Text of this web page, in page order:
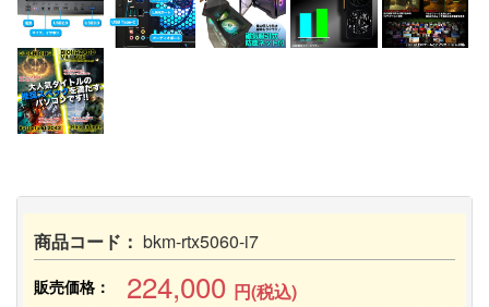
商品コード： bkm-rtx5060-i7
販売価格： 224,000 円(税込)